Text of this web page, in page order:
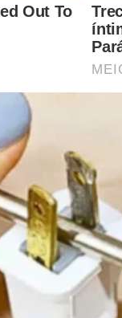
sob um novo
polícia atua e até
a venda de fuzis
VEJA MAIS